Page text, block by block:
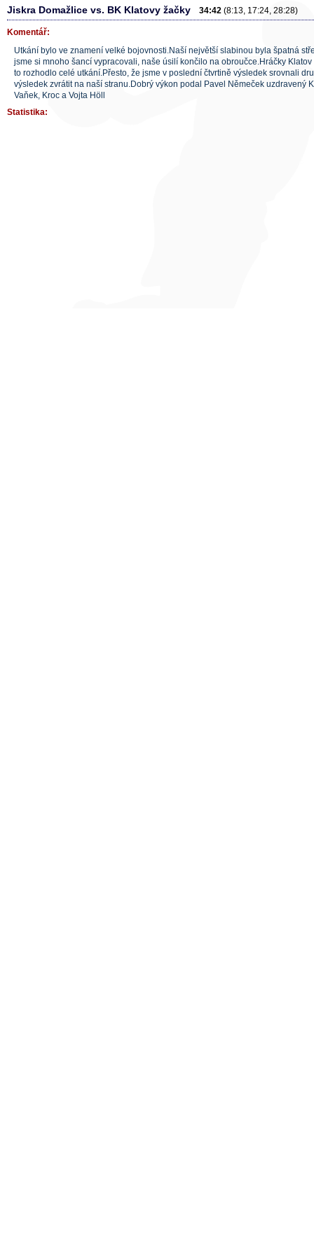
Jiskra Domažlice vs. BK Klatovy žačky 34:42 (8:13, 17:24, 28:28)
Komentář:
Utkání bylo ve znamení velké bojovnosti.Naší největší slabinou byla špatná
jsme si mnoho šancí vypracovali, naše úsilí končilo na obroučce.Hráčky
to rozhodlo celé utkání.Přesto, že jsme v poslední čtvrtině výsledek srovnali
výsledek zvrátit na naší stranu.Dobrý výkon podal Pavel Němeček uzdravený
Vaňek, Kroc a Vojta Höll
Statistika: